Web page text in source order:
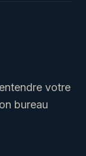
votre
bureau